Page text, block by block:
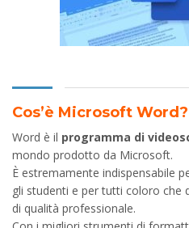
Cos’è Microsoft Word?
Word è il programma di
mondo prodotto da Microsoft.
È estremamente indispensabile
gli studenti e per tutti coloro che
di qualità professionale.